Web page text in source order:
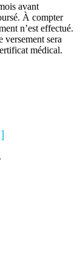
avant
À compter
n’est effectué.
versement sera
médical.